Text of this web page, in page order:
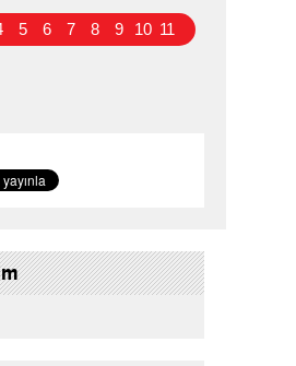
5 6 7 8 9 10 11
geçmek için tıklayınız